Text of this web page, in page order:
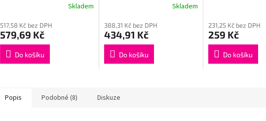
Skladem
517,58 Kč bez DPH
579,69 Kč
Do košíku
Skladem
388,31 Kč bez DPH
434,91 Kč
Do košíku
produktu
je
4,4
5
231,25 Kč bez DPH
259 Kč
Do košíku
Popis Podobné (8) Diskuze